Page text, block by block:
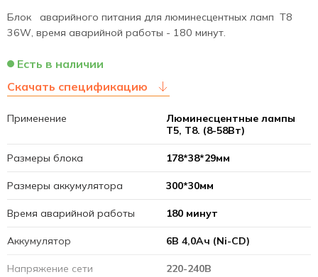
Блок аварийного питания для люминесцентных ламп Т8
36W, время аварийной работы - 180 минут.
Есть в наличии
Скачать спецификацию
Применение
Люминесцентные лампы
Т5, Т8. (8-58Вт)
Размеры блока 178*38*29мм
Размеры аккумулятора 300*30мм
Время аварийной работы 180 минут
Аккумулятор 6В 4,0Ач (Ni-CD)
Напряжение сети 220-240В